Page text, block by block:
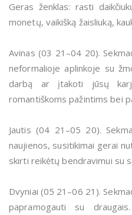
Geras ženklas: rasti
monetų, vaikišką žaisliuką,
Avinas (03 21–04 20).
neformalioje aplinkoje su
darbą ar įtakoti jūsų
romantiškoms pažintims bei
Jautis (04 21–05 20).
naujienos, susitikimai gerai
skirti reikėtų bendravimui su
Dvyniai (05 21–06 21).
papramogauti su